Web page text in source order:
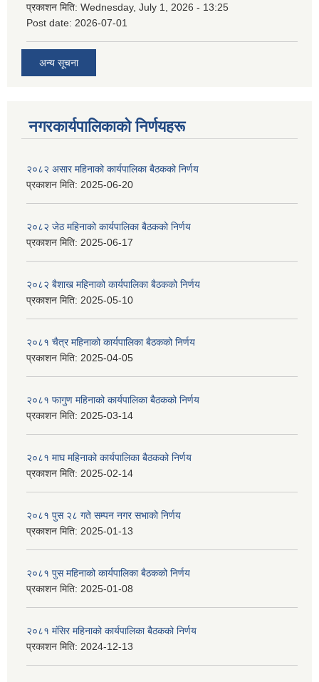
प्रकाशन मिति: Wednesday, July 1, 2026 - 13:25
Post date: 2026-07-01
अन्य सूचना
नगरकार्यपालिकाकाे निर्णयहरू
२०८२ असार महिनाको कार्यपालिका बैठकको निर्णय
प्रकाशन मिति: 2025-06-20
२०८२ जेठ महिनाको कार्यपालिका बैठकको निर्णय
प्रकाशन मिति: 2025-06-17
२०८२ बैशाख महिनाको कार्यपालिका बैठकको निर्णय
प्रकाशन मिति: 2025-05-10
२०८१ चैत्र महिनाको कार्यपालिका बैठकको निर्णय
प्रकाशन मिति: 2025-04-05
२०८१ फागुण महिनाको कार्यपालिका बैठकको निर्णय
प्रकाशन मिति: 2025-03-14
२०८१ माघ महिनाको कार्यपालिका बैठकको निर्णय
प्रकाशन मिति: 2025-02-14
२०८१ पुस २८ गते सम्प‍न नगर सभाको निर्णय
प्रकाशन मिति: 2025-01-13
२०८१ पुस महिनाको कार्यपालिका बैठकको निर्णय
प्रकाशन मिति: 2025-01-08
२०८१ मंसिर महिनाको कार्यपालिका बैठकको निर्णय
प्रकाशन मिति: 2024-12-13